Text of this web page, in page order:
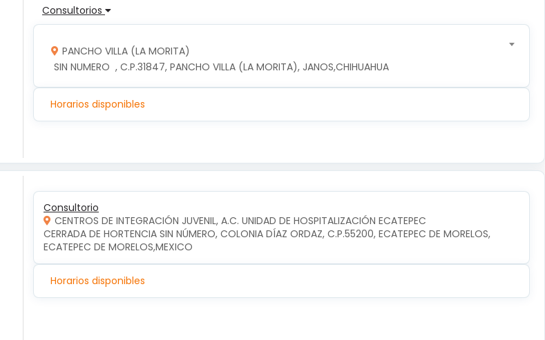
Consultorios
PANCHO VILLA (LA MORITA)
SIN NUMERO  , C.P.31847, PANCHO VILLA (LA MORITA), JANOS,CHIHUAHUA
Horarios disponibles
Consultorio
CENTROS DE INTEGRACIÓN JUVENIL, A.C. UNIDAD DE HOSPITALIZACIÓN ECATEPEC
CERRADA DE HORTENCIA SIN NÚMERO, COLONIA DÍAZ ORDAZ, C.P.55200, ECATEPEC DE MORELOS,
ECATEPEC DE MORELOS,MEXICO
Horarios disponibles